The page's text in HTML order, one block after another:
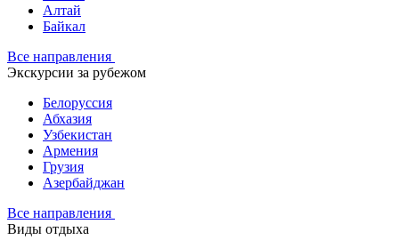
Алтай
Байкал
Все направления
Экскурсии за рубежом
Белоруссия
Абхазия
Узбекистан
Армения
Грузия
Азербайджан
Все направления
Виды отдыха